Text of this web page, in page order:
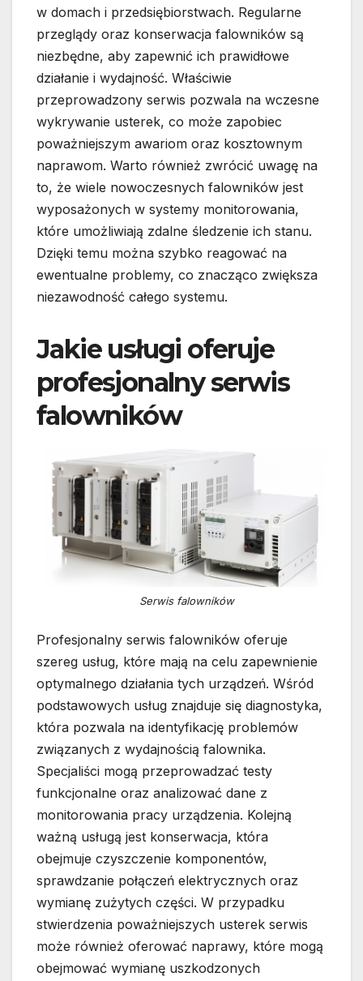
w domach i przedsiębiorstwach. Regularne
przeglądy oraz konserwacja falowników są
niezbędne, aby zapewnić ich prawidłowe
działanie i wydajność. Właściwie
przeprowadzony serwis pozwala na wczesne
wykrywanie usterek, co może zapobiec
poważniejszym awariom oraz kosztownym
naprawom. Warto również zwrócić uwagę na
to, że wiele nowoczesnych falowników jest
wyposażonych w systemy monitorowania,
które umożliwiają zdalne śledzenie ich stanu.
Dzięki temu można szybko reagować na
ewentualne problemy, co znacząco zwiększa
niezawodność całego systemu.
Jakie usługi oferuje
profesjonalny serwis
falowników
Serwis falowników
Profesjonalny serwis falowników oferuje
szereg usług, które mają na celu zapewnienie
optymalnego działania tych urządzeń. Wśród
podstawowych usług znajduje się diagnostyka,
która pozwala na identyfikację problemów
związanych z wydajnością falownika.
Specjaliści mogą przeprowadzać testy
funkcjonalne oraz analizować dane z
monitorowania pracy urządzenia. Kolejną
ważną usługą jest konserwacja, która
obejmuje czyszczenie komponentów,
sprawdzanie połączeń elektrycznych oraz
wymianę zużytych części. W przypadku
stwierdzenia poważniejszych usterek serwis
może również oferować naprawy, które mogą
obejmować wymianę uszkodzonych